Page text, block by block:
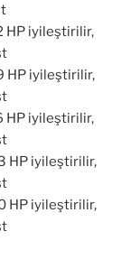
HP iyileştirilir,
HP iyileştirilir,
HP iyileştirilir,
HP iyileştirilir,
HP iyileştirilir,